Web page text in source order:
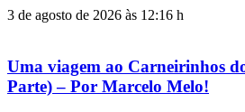
3 de agosto de 2026 às 12:16 h
Uma viagem ao Carneirinhos
Parte) – Por Marcelo Melo!